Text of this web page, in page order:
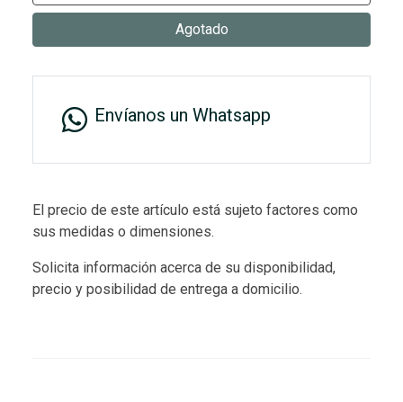
Agotado
Envíanos un Whatsapp
El precio de este artículo está sujeto factores como
sus medidas o dimensiones.
Solicita información acerca de su disponibilidad,
precio y posibilidad de entrega a domicilio.